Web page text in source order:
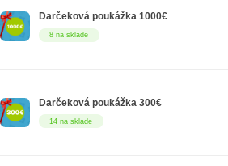
8 na sklade
Darčeková poukážka 1000€
14 na sklade
Darčeková poukážka 300€